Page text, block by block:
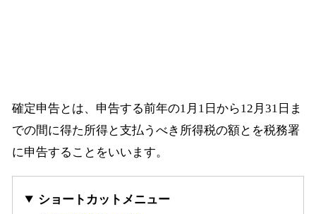
確定申告とは、申告する前年の1月1日から12月31日ま
での間に得た所得と支払うべき所得税の額とを税務署
に申告することをいいます。
ショートカットメニュー